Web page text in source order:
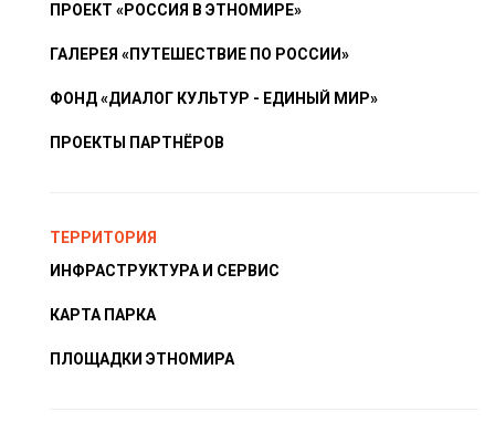
ПРОЕКТ «РОССИЯ В ЭТНОМИРЕ»
ГАЛЕРЕЯ «ПУТЕШЕСТВИЕ ПО РОССИИ»
ФОНД «ДИАЛОГ КУЛЬТУР - ЕДИНЫЙ МИР»
ПРОЕКТЫ ПАРТНЁРОВ
ТЕРРИТОРИЯ
ИНФРАСТРУКТУРА И СЕРВИС
КАРТА ПАРКА
ПЛОЩАДКИ ЭТНОМИРА